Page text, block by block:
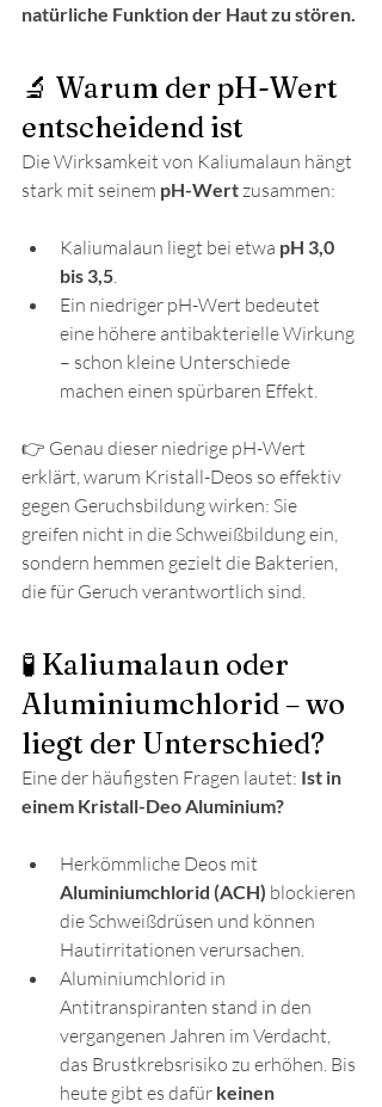
natürliche Funktion der Haut zu stören.
🔬 Warum der pH-Wert
entscheidend ist
Die Wirksamkeit von Kaliumalaun hängt
stark mit seinem pH-Wert zusammen:
Kaliumalaun liegt bei etwa pH 3,0
bis 3,5
Ein niedriger pH-Wert bedeutet
eine höhere antibakterielle Wirkung
– schon kleine Unterschiede
machen einen spürbaren Effekt.
👉 Genau dieser niedrige pH-Wert
erklärt, warum Kristall-Deos so effektiv
gegen Geruchsbildung wirken: Sie
greifen nicht in die Schweißbildung ein,
sondern hemmen gezielt die Bakterien,
die für Geruch verantwortlich sind.
🧪 Kaliumalaun oder
Aluminiumchlorid – wo
liegt der Unterschied?
Eine der häufigsten Fragen lautet: Ist in
einem Kristall-Deo Aluminium?
Herkömmliche Deos mit
Aluminiumchlorid (ACH) blockieren
die Schweißdrüsen und können
Hautirritationen verursachen.
Aluminiumchlorid in
Antitranspiranten stand in den
vergangenen Jahren im Verdacht,
das Brustkrebsrisiko zu erhöhen. Bis
heute gibt es dafür keinen